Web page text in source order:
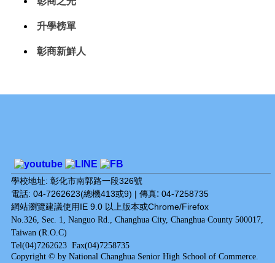
升學榜單
彰商新鮮人
學校地址: 彰化市南郭路一段326號
電話: 04-7262623(總機413或9) | 傳真: 04-7258735
網站瀏覽建議使用IE 9.0 以上版本或Chrome/Firefox
No.326, Sec. 1, Nanguo Rd., Changhua City, Changhua County 500017,
Taiwan (R.O.C)
Tel(04)7262623 Fax(04)7258735
Copyright © by National Changhua Senior High School of Commerce.